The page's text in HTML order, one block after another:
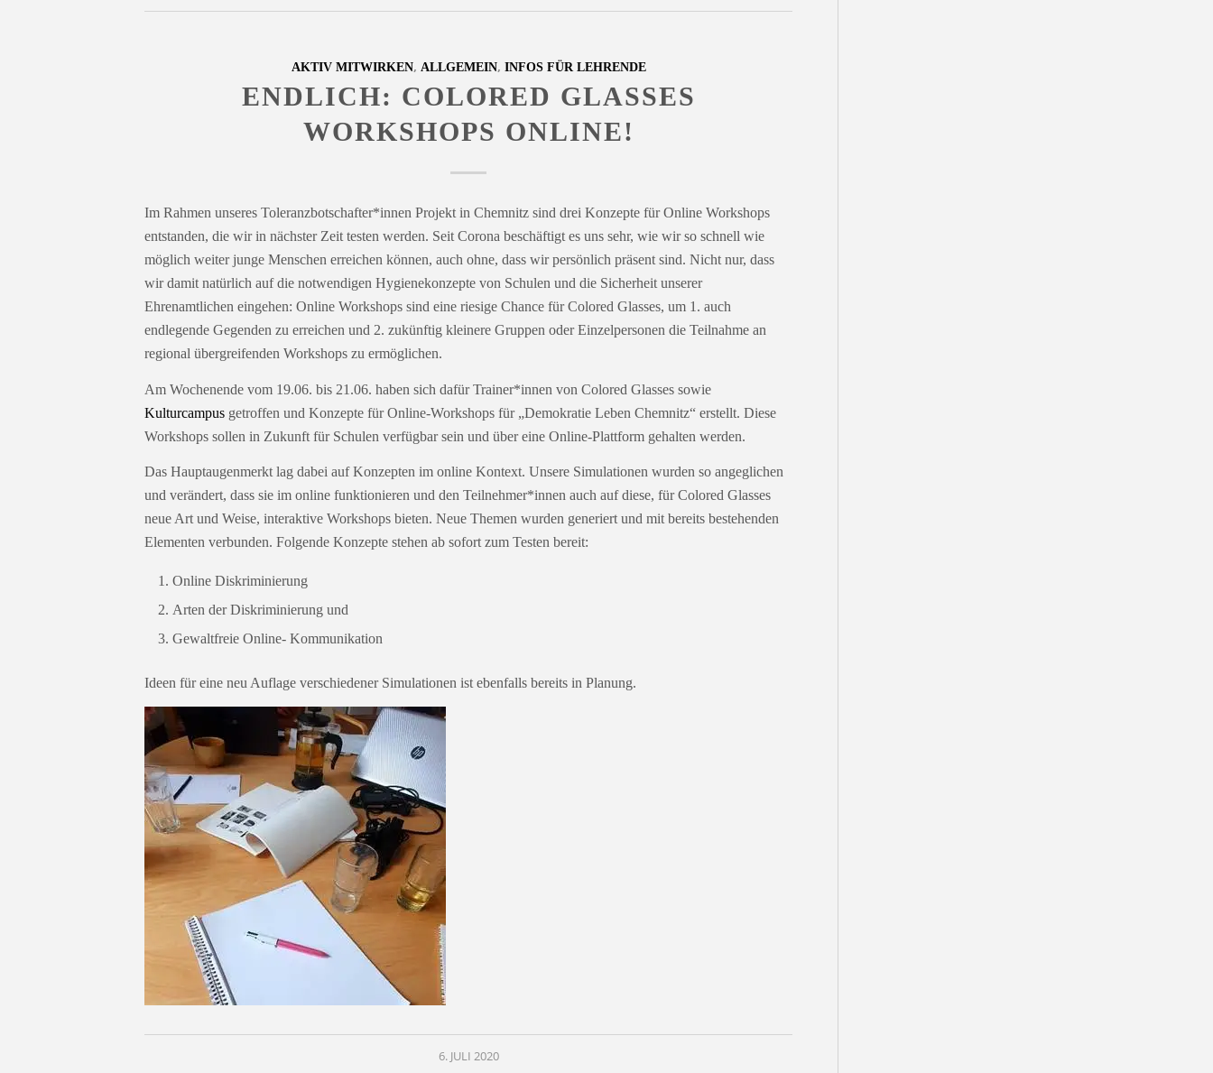
AKTIV MITWIRKEN, ALLGEMEIN, INFOS FÜR LEHRENDE
ENDLICH: COLORED GLASSES
WORKSHOPS ONLINE!
Im Rahmen unseres Toleranzbotschafter*innen Projekt in Chemnitz sind drei Konzepte für Online Workshops
entstanden, die wir in nächster Zeit testen werden. Seit Corona beschäftigt es uns sehr, wie wir so schnell wie
möglich weiter junge Menschen erreichen können, auch ohne, dass wir persönlich präsent sind. Nicht nur, dass
wir damit natürlich auf die notwendigen Hygienekonzepte von Schulen und die Sicherheit unserer
Ehrenamtlichen eingehen: Online Workshops sind eine riesige Chance für Colored Glasses, um 1. auch
endlegende Gegenden zu erreichen und 2. zukünftig kleinere Gruppen oder Einzelpersonen die Teilnahme an
regional übergreifenden Workshops zu ermöglichen.
Am Wochenende vom 19.06. bis 21.06. haben sich dafür Trainer*innen von Colored Glasses sowie
Kulturcampus getroffen und Konzepte für Online-Workshops für „Demokratie Leben Chemnitz“ erstellt. Diese
Workshops sollen in Zukunft für Schulen verfügbar sein und über eine Online-Plattform gehalten werden.
Das Hauptaugenmerkt lag dabei auf Konzepten im online Kontext. Unsere Simulationen wurden so angeglichen
und verändert, dass sie im online funktionieren und den Teilnehmer*innen auch auf diese, für Colored Glasses
neue Art und Weise, interaktive Workshops bieten. Neue Themen wurden generiert und mit bereits bestehenden
Elementen verbunden. Folgende Konzepte stehen ab sofort zum Testen bereit:
Online Diskriminierung
Arten der Diskriminierung und
Gewaltfreie Online- Kommunikation
Ideen für eine neu Auflage verschiedener Simulationen ist ebenfalls bereits in Planung.
6. JULI 2020